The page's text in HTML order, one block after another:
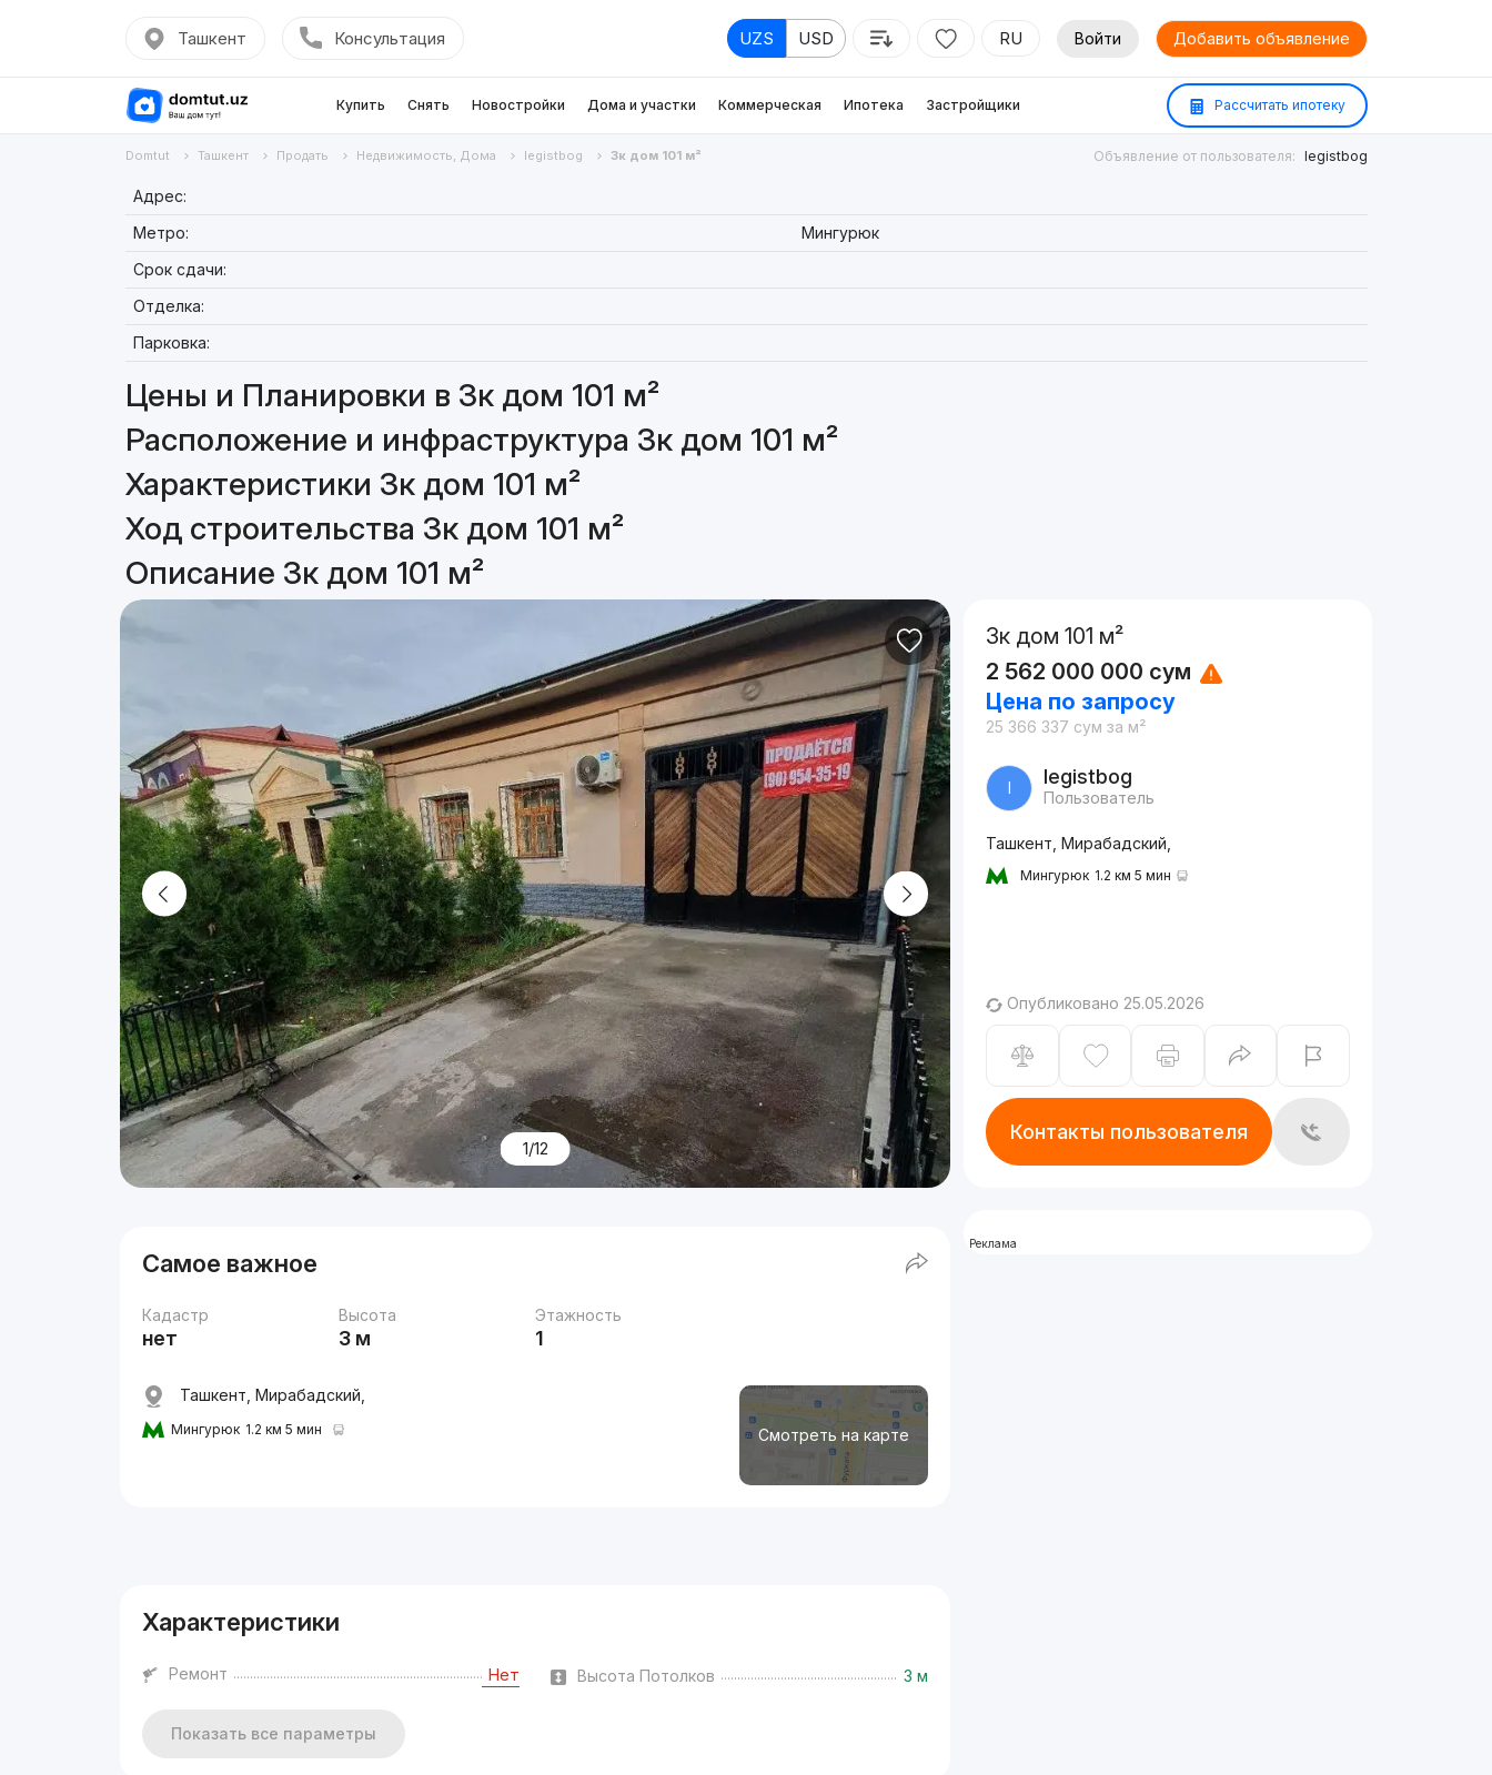
Ташкент Консультация UZS USD RU Войти Добавить объявление
Купить Снять Новостройки Дома и участки Коммерческая Ипотека Застройщики Рассчитать ипотеку
Domtut Ташкент Продать Недвижимость, Дома Iegistbog 3к дом 101 м² Объявление от пользователя: Iegistbog
Адрес:
Метро:
Мингурюк
Срок сдачи:
Отделка:
Парковка:
Цены и Планировки в 3к дом 101 м²
Расположение и инфраструктура 3к дом 101 м²
Характеристики 3к дом 101 м²
Ход строительства 3к дом 101 м²
Описание 3к дом 101 м²
1/12
Самое важное
Кадастр
нет
Высота
3 м
Этажность
1
Смотреть на карте
Ташкент, Мирабадский,
Мингурюк 1.2 км 5 мин
Характеристики
Ремонт Нет Высота Потолков 3 м
Показать все параметры
3к дом 101 м²
2 562 000 000 сум
Цена по запросу
25 366 337 сум за м²
I Iegistbog
Пользователь
Ташкент, Мирабадский,
Мингурюк 1.2 км 5 мин
Опубликовано 25.05.2026
Контакты пользователя
Реклама